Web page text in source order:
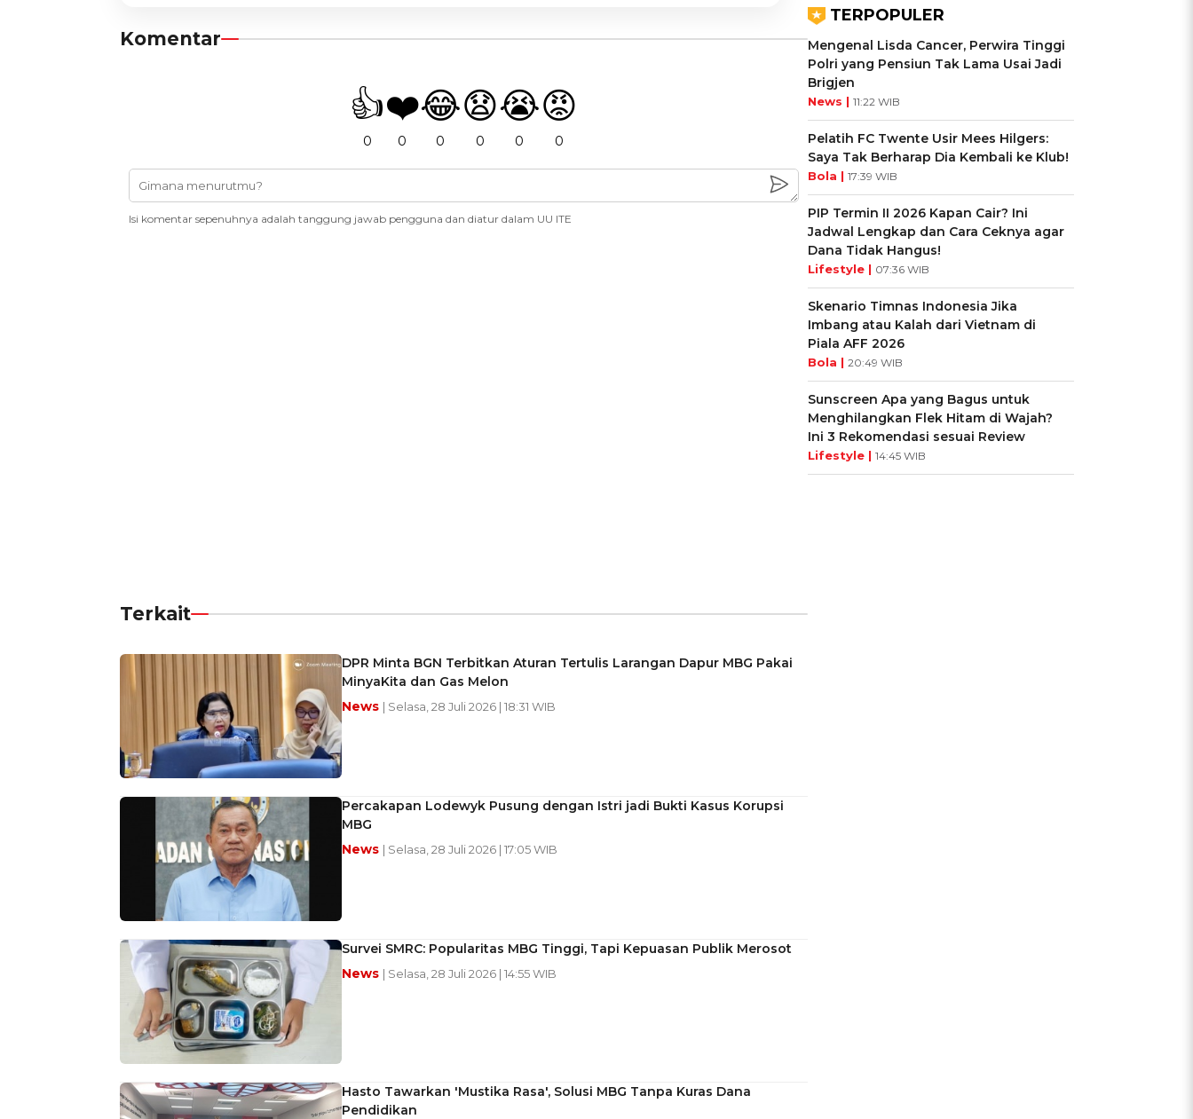
Komentar
👍
0
❤️
0
😂
0
😧
0
😭
0
😡
0
Isi komentar sepenuhnya adalah tanggung jawab pengguna dan diatur dalam UU ITE
Terkait
DPR Minta BGN Terbitkan Aturan Tertulis Larangan Dapur MBG Pakai
MinyaKita dan Gas Melon
News | Selasa, 28 Juli 2026 | 18:31 WIB
Percakapan Lodewyk Pusung dengan Istri jadi Bukti Kasus Korupsi
MBG
News | Selasa, 28 Juli 2026 | 17:05 WIB
Survei SMRC: Popularitas MBG Tinggi, Tapi Kepuasan Publik Merosot
News | Selasa, 28 Juli 2026 | 14:55 WIB
Hasto Tawarkan 'Mustika Rasa', Solusi MBG Tanpa Kuras Dana
Pendidikan
TERPOPULER
Mengenal Lisda Cancer, Perwira Tinggi
Polri yang Pensiun Tak Lama Usai Jadi
Brigjen
News | 11:22 WIB
Pelatih FC Twente Usir Mees Hilgers:
Saya Tak Berharap Dia Kembali ke Klub!
Bola | 17:39 WIB
PIP Termin II 2026 Kapan Cair? Ini
Jadwal Lengkap dan Cara Ceknya agar
Dana Tidak Hangus!
Lifestyle | 07:36 WIB
Skenario Timnas Indonesia Jika
Imbang atau Kalah dari Vietnam di
Piala AFF 2026
Bola | 20:49 WIB
Sunscreen Apa yang Bagus untuk
Menghilangkan Flek Hitam di Wajah?
Ini 3 Rekomendasi sesuai Review
Lifestyle | 14:45 WIB